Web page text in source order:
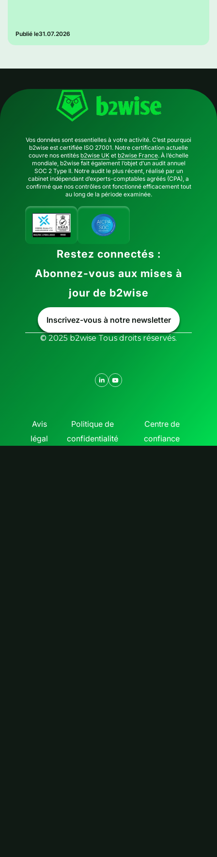
Publié le31.07.2026
Vos données sont essentielles à votre activité. C’est pourquoi
b2wise est certifiée ISO 27001. Notre certification actuelle
couvre nos entités b2wise UK et b2wise France. À l’échelle
mondiale, b2wise fait également l’objet d’un audit annuel
SOC 2 Type II. Notre audit le plus récent, réalisé par un
cabinet indépendant d’experts-comptables agréés (CPA), a
confirmé que nos contrôles ont fonctionné efficacement tout
au long de la période examinée.
Restez connectés :
Abonnez-vous aux mises à
jour de b2wise
Inscrivez-vous à notre newsletter
© 2025 b2wise Tous droits réservés.
Avis
légal
Politique de
confidentialité
Centre de
confiance